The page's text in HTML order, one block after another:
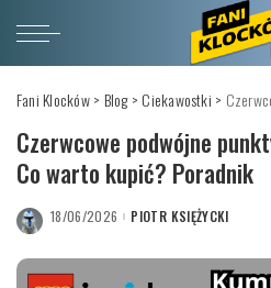
Fani Klocków> Blog> Ciekawostki > Czerwcowe
Czerwcowe podwójne
Co warto kupić? Poradnik
18/06/2026 POSTED
PIOTR KSIĘŻYCKI